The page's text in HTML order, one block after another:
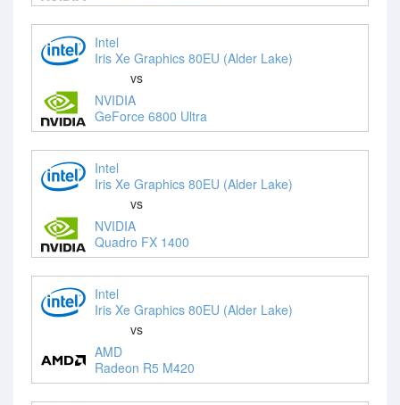
Intel
Iris Xe Graphics 80EU (Alder Lake)
vs
NVIDIA
GeForce 6800 Ultra
Intel
Iris Xe Graphics 80EU (Alder Lake)
vs
NVIDIA
Quadro FX 1400
Intel
Iris Xe Graphics 80EU (Alder Lake)
vs
AMD
Radeon R5 M420